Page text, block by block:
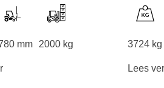
mm 2000 kg 3724 kg
Lees